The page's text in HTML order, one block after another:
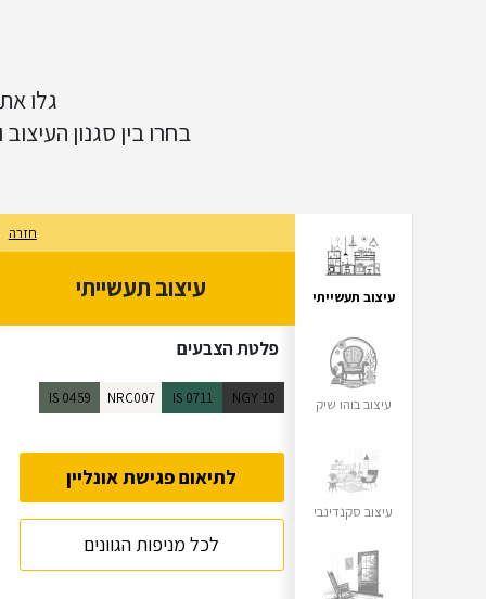
גלו
בחרו בין סגנון
עיצוב תעשייתי
עיצוב בוהו שיק
עיצוב סקנדינבי
סלון חדר שינה
חזרה
עיצוב תעשייתי
פלטת הצבעים
NGY 10
IS 0711
NRC007
IS 0459
לתיאום פגישת אונליין
לכל מניפות הגוונים